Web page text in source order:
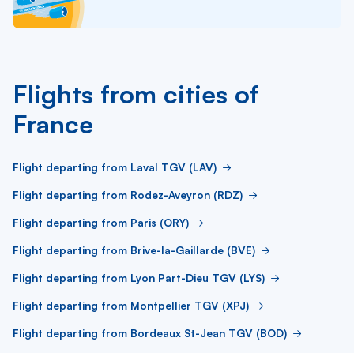
Flights from cities of
France
Flight departing from Laval TGV (LAV)
Flight departing from Rodez-Aveyron (RDZ)
Flight departing from Paris (ORY)
Flight departing from Brive-la-Gaillarde (BVE)
Flight departing from Lyon Part-Dieu TGV (LYS)
Flight departing from Montpellier TGV (XPJ)
Flight departing from Bordeaux St-Jean TGV (BOD)